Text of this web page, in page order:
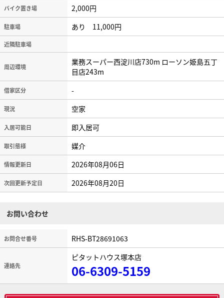
バイク置き場 2,000円
駐車場 あり 11,000円
近隣駐車場
周辺環境
業務スーパー西淀川店730m ローソン姫島五丁
目店243m
借家区分 -
現況 空家
入居可能日 即入居可
取引態様 媒介
情報更新日 2026年08月06日
次回更新予定日 2026年08月20日
お問い合わせ
お問合せ番号 RHS-BT28691063
連絡先
ピタットハウス塚本店
06-6309-5159